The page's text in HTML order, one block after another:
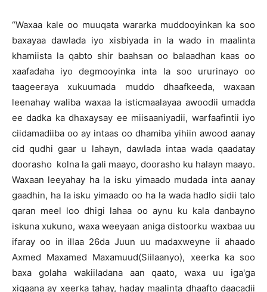
“Waxaa kale oo muuqata wararka muddooyinkan ka soo
baxayaa dawlada iyo xisbiyada in la wado in maalinta
khamiista la qabto shir baahsan oo balaadhan kaas oo
xaafadaha iyo degmooyinka inta la soo ururinayo oo
taageeraya xukuumada muddo dhaafkeeda, waxaan
leenahay waliba waxaa la isticmaalayaa awoodii umadda
ee dadka ka dhaxaysay ee miisaaniyadii, warfaafintii iyo
ciidamadiiba oo ay intaas oo dhamiba yihiin awood aanay
cid qudhi gaar u lahayn, dawlada intaa wada qaadatay
doorasho kolna la gali maayo, doorasho ku halayn maayo.
Waxaan leeyahay ha la isku yimaado mudada inta aanay
gaadhin, ha la isku yimaado oo ha la wada hadlo sidii talo
qaran meel loo dhigi lahaa oo aynu ku kala danbayno
iskuna xukuno, waxa weeyaan aniga distoorku waxbaa uu
ifaray oo in illaa 26da Juun uu madaxweyne ii ahaado
Axmed Maxamed Maxamuud(Siilaanyo), xeerka ka soo
baxa golaha wakiiladana aan qaato, waxa uu iga'ga
xigaana ay xeerka tahay, haday maalinta dhaafto daacadii